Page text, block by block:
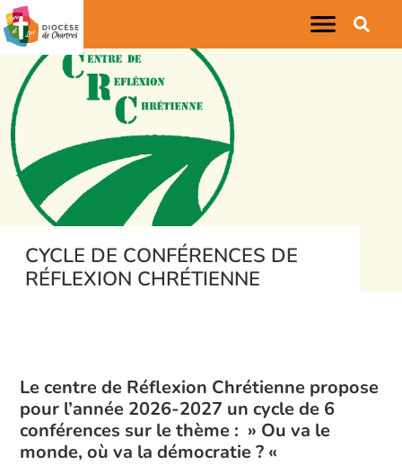
CYCLE DE CONFÉRENCES DE
RÉFLEXION CHRÉTIENNE
Le centre de Réflexion Chrétienne propose
pour l’année 2026-2027 un cycle de 6
conférences sur le thème : » Ou va le
monde, où va la démocratie ? «